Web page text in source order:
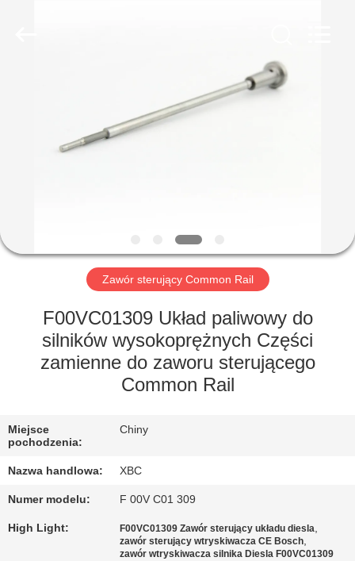
PRODUKTY
O
NAS
WYCIECZKA
FABRYCE
JAKOŚCI
Z
Zawór sterujący Common Rail
F00VC01309 Układ paliwowy do
silników wysokoprężnych Części
zamienne do zaworu sterującego
Common Rail
Miejsce
pochodzenia:
Chiny
Nazwa handlowa: XBC
Numer modelu: F 00V C01 309
High Light: F00VC01309 Zawór sterujący układu diesla,
zawór sterujący wtryskiwacza CE Bosch,
zawór wtryskiwacza silnika Diesla F00VC01309